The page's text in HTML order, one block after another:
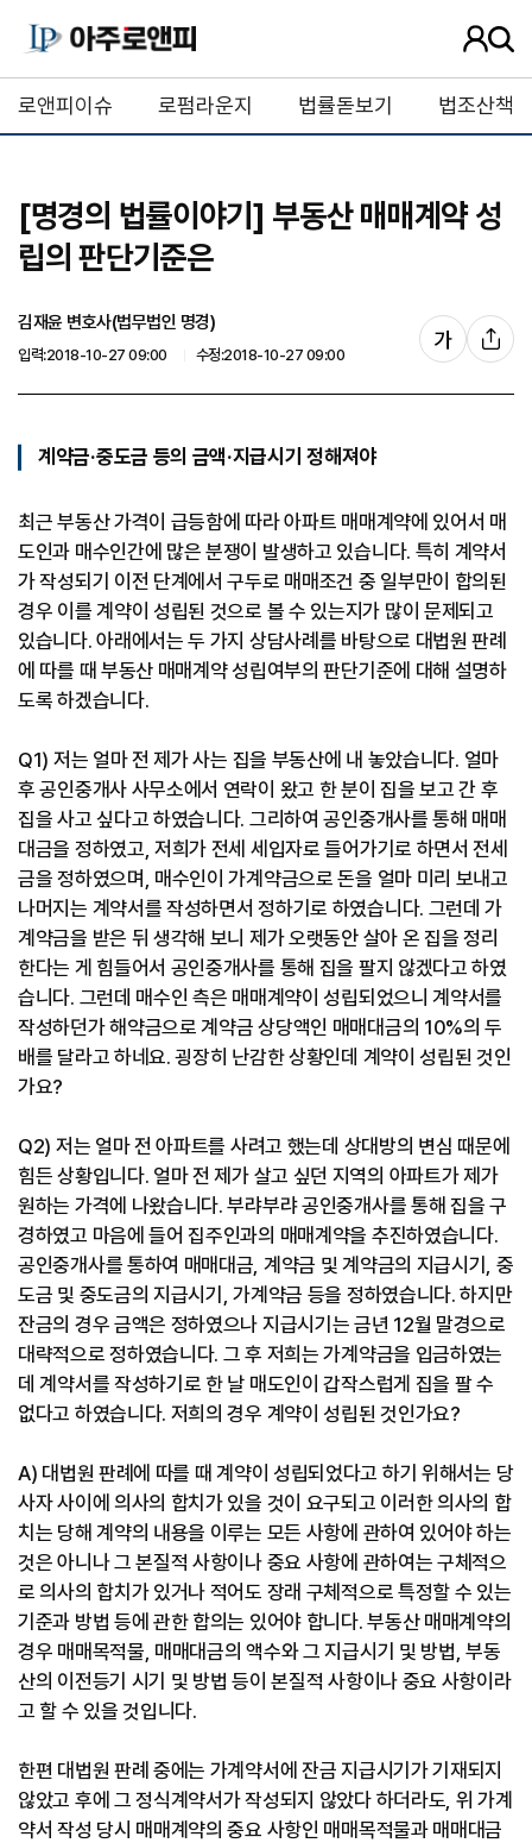
사
자
정
검
버
튼
로앤피이슈 로펌라운지 법률돋보기 법조산책
[명경의 법률이야기] 부동산 매매계약 성
립의 판단기준은
김재윤 변호사(법무법인 명경)
입력:2018-10-27 09:00 수정:2018-10-27 09:00
가글
자
크
기
사
공
계약금·중도금 등의 금액·지급시기 정해져야
최근 부동산 가격이 급등함에 따라 아파트 매매계약에 있어서 매
도인과 매수인간에 많은 분쟁이 발생하고 있습니다. 특히 계약서
가 작성되기 이전 단계에서 구두로 매매조건 중 일부만이 합의된
경우 이를 계약이 성립된 것으로 볼 수 있는지가 많이 문제되고
있습니다. 아래에서는 두 가지 상담사례를 바탕으로 대법원 판례
에 따를 때 부동산 매매계약 성립여부의 판단기준에 대해 설명하
도록 하겠습니다.
Q1) 저는 얼마 전 제가 사는 집을 부동산에 내 놓았습니다. 얼마
후 공인중개사 사무소에서 연락이 왔고 한 분이 집을 보고 간 후
집을 사고 싶다고 하였습니다. 그리하여 공인중개사를 통해 매매
대금을 정하였고, 저희가 전세 세입자로 들어가기로 하면서 전세
금을 정하였으며, 매수인이 가계약금으로 돈을 얼마 미리 보내고
나머지는 계약서를 작성하면서 정하기로 하였습니다. 그런데 가
계약금을 받은 뒤 생각해 보니 제가 오랫동안 살아 온 집을 정리
한다는 게 힘들어서 공인중개사를 통해 집을 팔지 않겠다고 하였
습니다. 그런데 매수인 측은 매매계약이 성립되었으니 계약서를
작성하던가 해약금으로 계약금 상당액인 매매대금의 10%의 두
배를 달라고 하네요. 굉장히 난감한 상황인데 계약이 성립된 것인
가요?
Q2) 저는 얼마 전 아파트를 사려고 했는데 상대방의 변심 때문에
힘든 상황입니다. 얼마 전 제가 살고 싶던 지역의 아파트가 제가
원하는 가격에 나왔습니다. 부랴부랴 공인중개사를 통해 집을 구
경하였고 마음에 들어 집주인과의 매매계약을 추진하였습니다.
공인중개사를 통하여 매매대금, 계약금 및 계약금의 지급시기, 중
도금 및 중도금의 지급시기, 가계약금 등을 정하였습니다. 하지만
잔금의 경우 금액은 정하였으나 지급시기는 금년 12월 말경으로
대략적으로 정하였습니다. 그 후 저희는 가계약금을 입금하였는
데 계약서를 작성하기로 한 날 매도인이 갑작스럽게 집을 팔 수
없다고 하였습니다. 저희의 경우 계약이 성립된 것인가요?
A) 대법원 판례에 따를 때 계약이 성립되었다고 하기 위해서는 당
사자 사이에 의사의 합치가 있을 것이 요구되고 이러한 의사의 합
치는 당해 계약의 내용을 이루는 모든 사항에 관하여 있어야 하는
것은 아니나 그 본질적 사항이나 중요 사항에 관하여는 구체적으
로 의사의 합치가 있거나 적어도 장래 구체적으로 특정할 수 있는
기준과 방법 등에 관한 합의는 있어야 합니다. 부동산 매매계약의
경우 매매목적물, 매매대금의 액수와 그 지급시기 및 방법, 부동
산의 이전등기 시기 및 방법 등이 본질적 사항이나 중요 사항이라
고 할 수 있을 것입니다.
한편 대법원 판례 중에는 가계약서에 잔금 지급시기가 기재되지
않았고 후에 그 정식계약서가 작성되지 않았다 하더라도, 위 가계
약서 작성 당시 매매계약의 중요 사항인 매매목적물과 매매대금